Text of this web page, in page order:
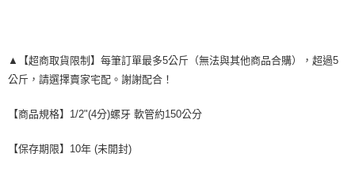
▲【超商取貨限制】每筆訂單最多5公斤（無法與其他商品合購），超過5
公斤，請選擇賣家宅配。謝謝配合！
【商品規格】1/2"(4分)螺牙 軟管約150公分
【保存期限】10年 (未開封)